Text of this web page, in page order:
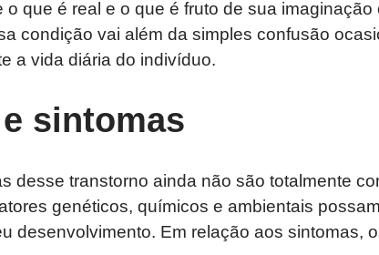
o que é real e o que é fruto de sua
condição vai além da simples confusão
a vida diária do indivíduo.
sintomas
desse transtorno ainda não são totalmente
genéticos, químicos e ambientais
desenvolvimento. Em relação aos sintomas,